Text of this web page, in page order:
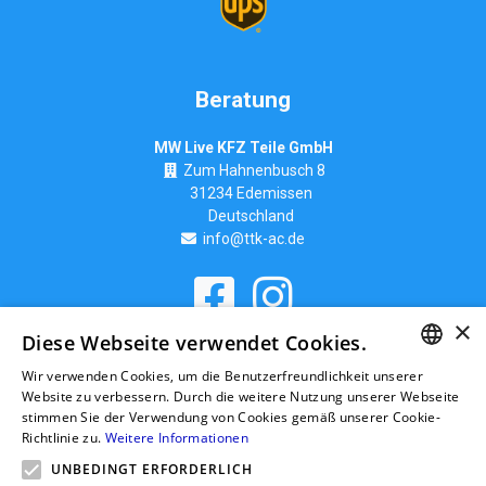
Beratung
MW Live KFZ Teile GmbH
Zum Hahnenbusch 8
31234 Edemissen
Deutschland
info@ttk-ac.de
Seitenverzeichnis
GERMAN
RUSSIAN
×
Diese Webseite verwendet Cookies.
Wir verwenden Cookies, um die Benutzerfreundlichkeit unserer
Website zu verbessern. Durch die weitere Nutzung unserer Webseite
stimmen Sie der Verwendung von Cookies gemäß unserer Cookie-
Richtlinie zu. Weitere Informationen
UNBEDINGT ERFORDERLICH